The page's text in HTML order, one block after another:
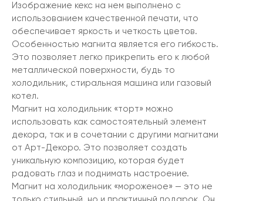
Изображение кекс на нем выполнено с
использованием качественной печати, что
обеспечивает яркость и четкость цветов.
Особенностью магнита является его гибкость.
Это позволяет легко прикрепить его к любой
металлической поверхности, будь то
холодильник, стиральная машина или газовый
котел.
Магнит на холодильник «торт» можно
использовать как самостоятельный элемент
декора, так и в сочетании с другими магнитами
от Арт-Декоро. Это позволяет создать
уникальную композицию, которая будет
радовать глаз и поднимать настроение.
Магнит на холодильник «мороженое» — это не
только стильный, но и практичный подарок. Он